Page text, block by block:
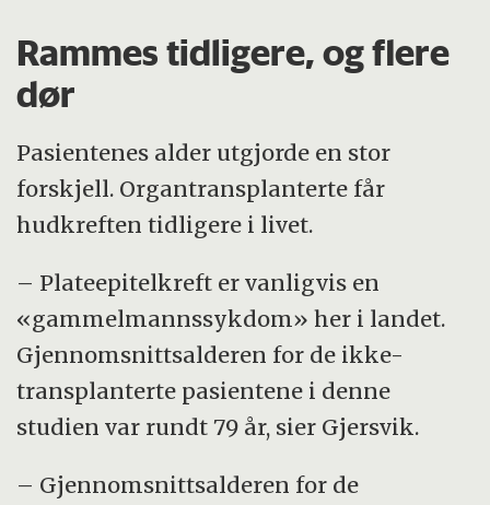
Rammes tidligere, og flere
dør
Pasientenes alder utgjorde en stor
forskjell. Organtransplanterte får
hudkreften tidligere i livet.
– Plateepitelkreft er vanligvis en
«gammelmannssykdom» her i landet.
Gjennomsnittsalderen for de ikke-
transplanterte pasientene i denne
studien var rundt 79 år, sier Gjersvik.
– Gjennomsnittsalderen for de